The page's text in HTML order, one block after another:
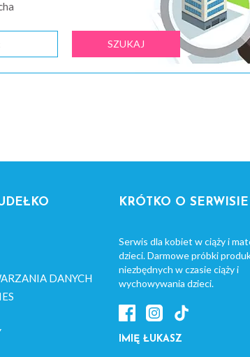
DANYCH
KRÓTKO O SERWISIE
Serwis dla kobiet w ciąży i
dzieci. Darmowe próbki
niezbędnych w czasie ciąży i
wychowywania dzieci.
IMIĘ ŁUKASZ